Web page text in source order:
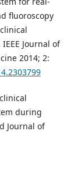
fluoroscopy
Journal of
2014; 2:
during
Journal of